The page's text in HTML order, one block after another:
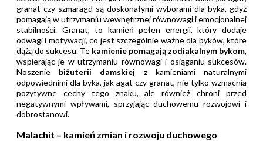
granat czy szmaragd są doskonałymi wyborami dla byka, gdyż
pomagają w utrzymaniu wewnętrznej równowagi i emocjonalnej
stabilności. Granat, to kamień pełen energii, który dodaje
odwagi i motywacji, co jest szczególnie ważne dla byków, które
dążą do sukcesu. Te kamienie pomagają zodiakalnym bykom,
wspierając je w utrzymaniu równowagi i osiąganiu sukcesów.
Noszenie biżuterii damskiej z kamieniami naturalnymi
odpowiednimi dla byka, jak agat czy granat, nie tylko wzmacnia
pozytywne cechy tego znaku, ale również chroni przed
negatywnymi wpływami, sprzyjając duchowemu rozwojowi i
dobrostanowi.
Malachit – kamień zmian i rozwoju duchowego